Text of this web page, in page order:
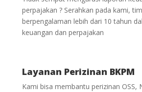
perpajakan ? Serahkan pada kami,
berpengalaman lebih dari 10 tahun
keuangan dan perpajakan
Layanan Perizinan BKPM
Kami bisa membantu perizinan OSS,